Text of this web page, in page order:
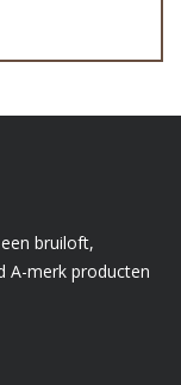
bruiloft,
A-merk producten